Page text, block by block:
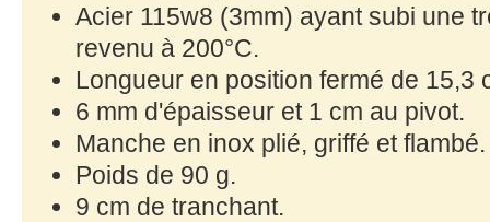
Acier 115w8 (3mm) ayant subi une
revenu à 200°C.
Longueur en position fermé de 15,3
6 mm d'épaisseur et 1 cm au pivot.
Manche en inox plié, griffé et flambé.
Poids de 90 g.
9 cm de tranchant.